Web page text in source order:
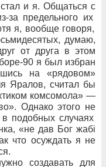
и я. Общаться с
за предельного их
я, вообще говоря,
думаю,
от друга в этом
90 я был избран
на
«рядовом»
Яралов, считал бы
комсомола» —
Однако этого не
в подобных случаях
«не дав Бог жабi
что осуждать я не
создавать для